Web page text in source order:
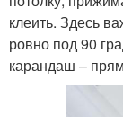
клеить. Здесь
ровно под 90
карандаш –